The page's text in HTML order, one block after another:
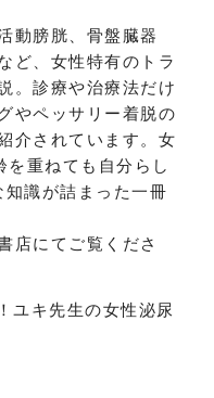
動膀胱、骨盤臓器
ど、女性特有のトラ
。診療や治療法だけ
やペッサリー着脱の
介されています。女
を重ねても自分らし
知識が詰まった一冊
店にてご覧くださ
ユキ先生の女性泌尿